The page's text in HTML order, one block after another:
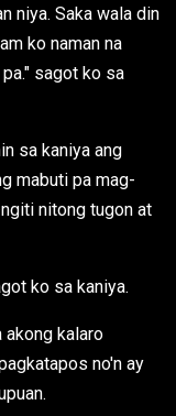
niya. Saka wala din
ko naman na
sagot ko sa
sa kaniya ang
mabuti pa mag-
nitong tugon at
ko sa kaniya.
akong kalaro
no'n ay